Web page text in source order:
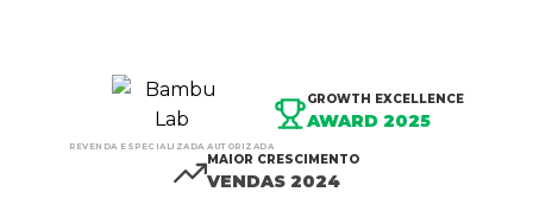
REVENDA ESPECIALIZADA AUTORIZADA
GROWTH EXCELLENCE
AWARD 2025
MAIOR CRESCIMENTO
VENDAS 2024